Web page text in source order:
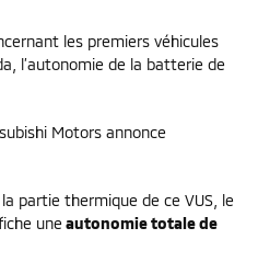
les premiers véhicules
l’autonomie de la batterie de
Motors annonce
partie thermique de ce VUS, le
une autonomie totale de